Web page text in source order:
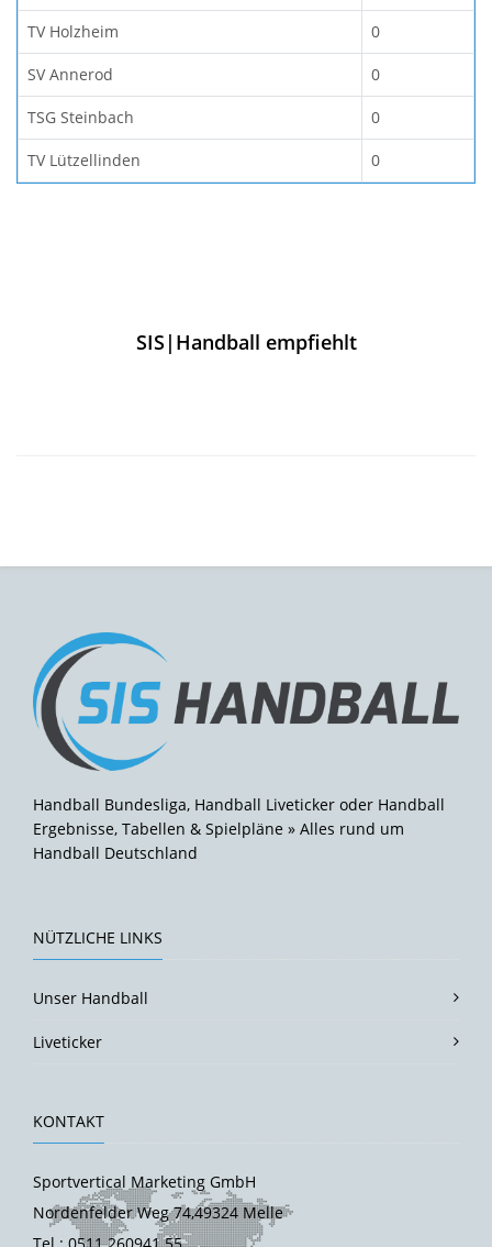
TV Holzheim 0
SV Annerod 0
TSG Steinbach 0
TV Lützellinden 0
SIS|Handball empfiehlt
Handball Bundesliga, Handball Liveticker oder Handball
Ergebnisse, Tabellen & Spielpläne » Alles rund um
Handball Deutschland
NÜTZLICHE LINKS
Unser Handball
Liveticker
KONTAKT
Sportvertical Marketing GmbH
Nordenfelder Weg 74,49324 Melle
Tel.: 0511 260941 55